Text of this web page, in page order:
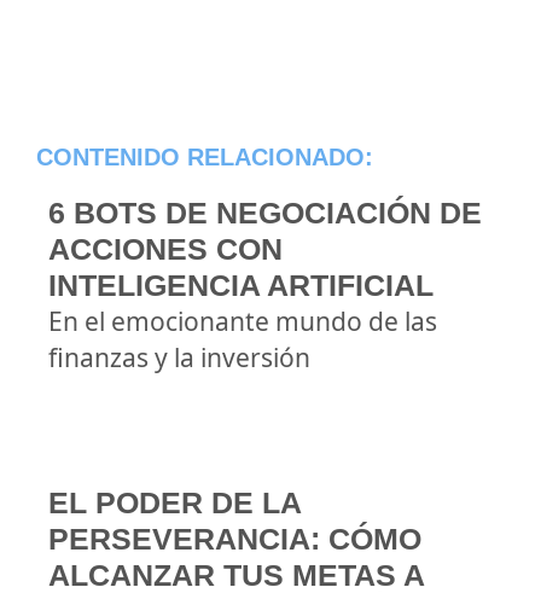
CONTENIDO RELACIONADO:
6 BOTS DE NEGOCIACIÓN DE
ACCIONES CON
INTELIGENCIA ARTIFICIAL
En el emocionante mundo de las
finanzas y la inversión
EL PODER DE LA
PERSEVERANCIA: CÓMO
ALCANZAR TUS METAS A